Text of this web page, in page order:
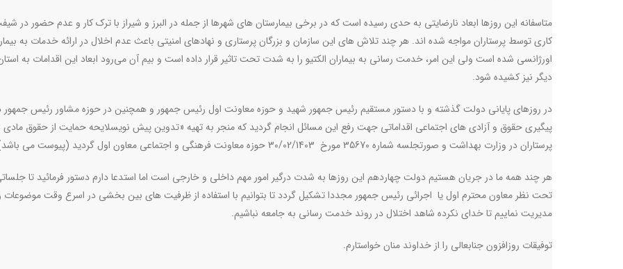
متاسفانه این روزها ابعاد نارضایتی به حدی رسیده است که در برخی بیمارستان های شهرها از جمله در البرز و شیراز با ترک کار و عدم حضور در
کاری توسط پرستاران مواجه شده اند. هر چند تلاش های این سازمان و بزرگان پرستاری و نهادهای امنیتی باعث عدم اخلال در ارائه خدمات به
اورژانسی شده است ولی این امر، خدمت رسانی به بیماران الکتیو را به شدت تحت تاثیر قرار داده است و بیم آن می‌رود ابعاد این اقدامات به
دیگر نیز کشیده شود.
در روزهای پایانی دولت گذشته و با دستور مستقیم رئیس جمهور شهید و حوزه معاونت اول رئیس جمهور و همچنین در حوزه مشاور رئیس جمهور
پیگیری حقوق و آزادی های اجتماعی اقداماتی جهت رفع این مسائل انجام گردید که منجر به تهیه «تدوین پیش نویسلایحه حمایت از حقوق
پرستاران در وزارت بهداشت و صورتجلسه شماره 35670 مورخ 30/02/1403 حوزه معاونت فرهنگی و اجتماعی معاون اول گردید (پیوست می باشد)
هر چند همه ما در جریان هستیم دولت چهاردهم این روزها به شدت درگیر امور مهم داخلی و خارجی است اما استدعا دارم دستور فرمائید تا
تحت نظر معاون محترم اول یا اجرائی رئیس جمهور مجددا تشکیل گردد تا بتوانیم با استفاده از ظرفیت های بین بخشی در اسرع وقت موضوعات
مدیریت نماییم تا خدای نکرده شاهد اختلال در روند خدمت رسانی به جامعه نباشیم.
توفیقات روزافزون جنابعالی را از خداوند منان خواستارم.